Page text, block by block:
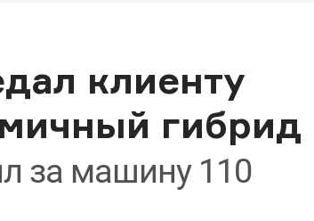
клиенту
гибрид
за машину 110